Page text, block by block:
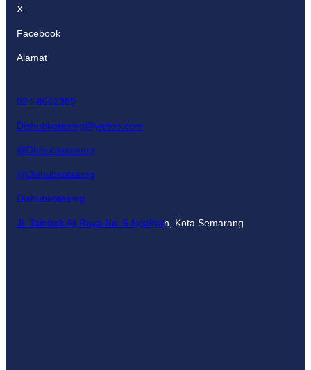
X
Facebook
Alamat
024-8662389
Dishubkotasmg@yahoo.com
@Dishubkotasmg
@Dishubkotasmg
Dishubkotasmg
Jl. Tambak Aji Raya No. 5 Ngaliyan, Kota Semarang